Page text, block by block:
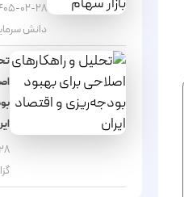
۱۴۰۵-۰۲-
دانش